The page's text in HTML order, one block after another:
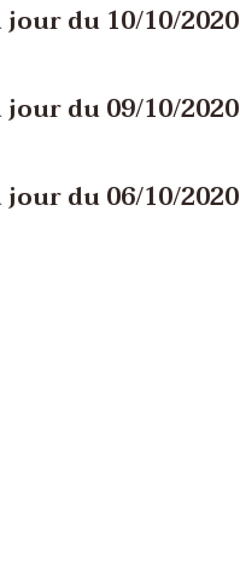
du 10/10/2020
du 09/10/2020
du 06/10/2020